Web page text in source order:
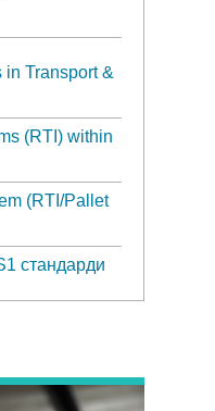
Transport &
(RTI) within
(RTI/Pallet
стандарди